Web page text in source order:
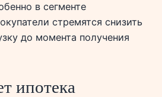
в сегменте
стремятся снизить
до момента получения
ипотека